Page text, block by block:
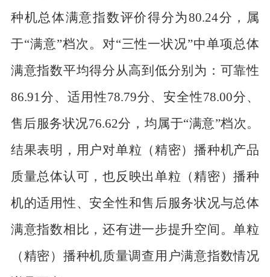
种机总体满意指数评价得分为80.24分，属
于“满意”档次。对“三性一状况”中单项总体
满意指数平均得分从高到低分别为：可靠性
86.91分、适用性78.79分、安全性78.00分、
售后服务状况76.62分，均属于“满意”档次。
结果表明，用户对单粒（精密）播种机产品
质量总体认可，也反映出单粒（精密）播种
机的适用性、安全性和售后服务状况与总体
满意指数相比，还有进一步提升空间。单粒
（精密）播种机质量调查用户满意指数情况